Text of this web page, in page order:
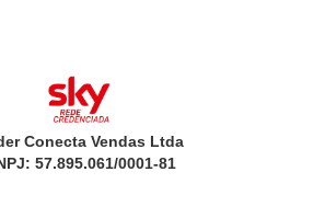
Conecta Vendas Ltda
57.895.061/0001-81